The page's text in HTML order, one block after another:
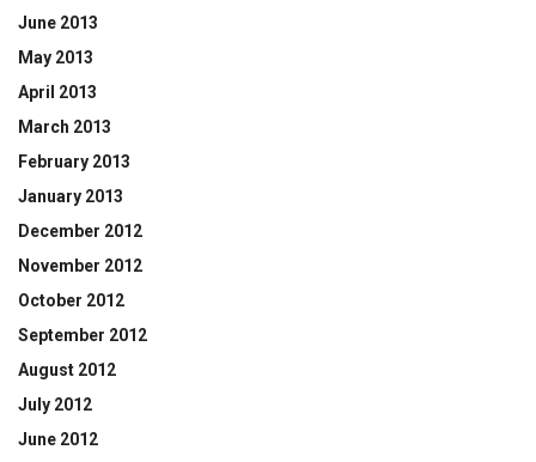
June 2013
May 2013
April 2013
March 2013
February 2013
January 2013
December 2012
November 2012
October 2012
September 2012
August 2012
July 2012
June 2012